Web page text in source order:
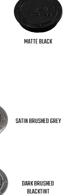
MATTE BLACK
SATIN BRUSHED GREY
DARK BRUSHED
BLACKTINT